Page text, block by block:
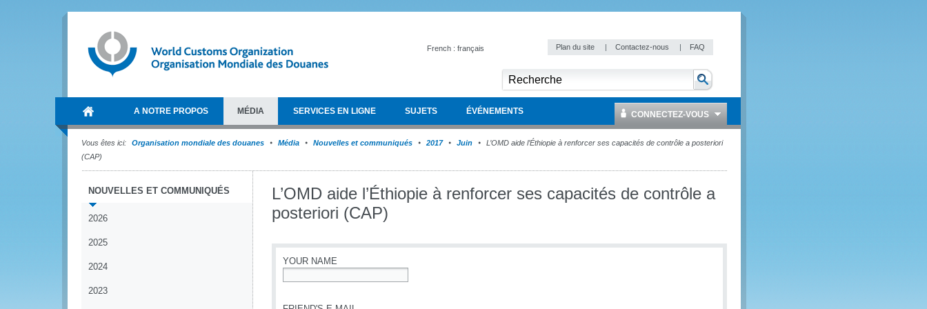
French : français Plan du site | Contactez-nous | FAQ
A NOTRE PROPOS MÉDIA SERVICES EN LIGNE SUJETS ÉVÉNEMENTS CONNECTEZ-VOUS
Vous êtes ici: Organisation mondiale des douanes Média Nouvelles et communiqués 2017 Juin
L’OMD aide l’Éthiopie à renforcer ses capacités de contrôle a posteriori
(CAP)
NOUVELLES ET COMMUNIQUÉS
2026
2025
2024
2023
L’OMD aide l’Éthiopie à renforcer ses capacités de contrôle a
posteriori (CAP)
YOUR NAME